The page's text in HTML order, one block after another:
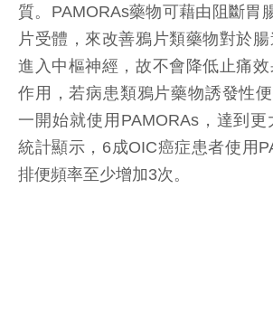
質。PAMORAs藥物可藉由阻斷胃
片受體，來改善鴉片類藥物對於
進入中樞神經，故不會降低止痛效
作用，若病患類鴉片藥物誘發性
一開始就使用PAMORAs，達到更
統計顯示，6成OIC癌症患者使用
排便頻率至少增加3次。